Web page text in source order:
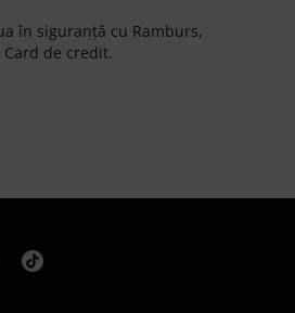
în siguranță cu Ramburs,
de credit.